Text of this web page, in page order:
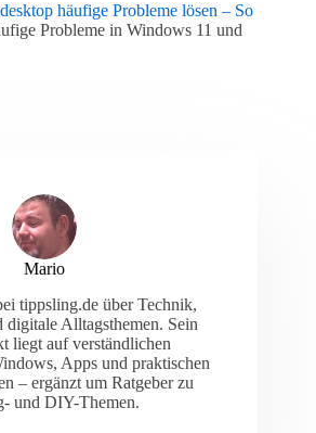
häufige Probleme lösen – So
Probleme in Windows 11 und
Mario
tippsling.de über Technik,
Alltagsthemen. Sein
liegt auf verständlichen
Apps und praktischen
– ergänzt um Ratgeber zu
und DIY-Themen.